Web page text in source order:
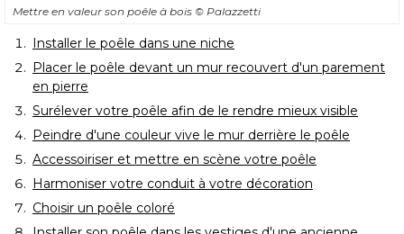
Mettre en valeur son poêle à bois © Palazzetti
Installer le poêle dans une niche
Placer le poêle devant un mur recouvert d'un parement
en pierre
Surélever votre poêle afin de le rendre mieux visible
Peindre d'une couleur vive le mur derrière le poêle
Accessoiriser et mettre en scène votre poêle
Harmoniser votre conduit à votre décoration
Choisir un poêle coloré